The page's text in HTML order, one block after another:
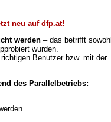
neu auf dfp.at!
werden – das betrifft sowohl
wurden.
Benutzer bzw. mit der
des Parallelbetriebs: